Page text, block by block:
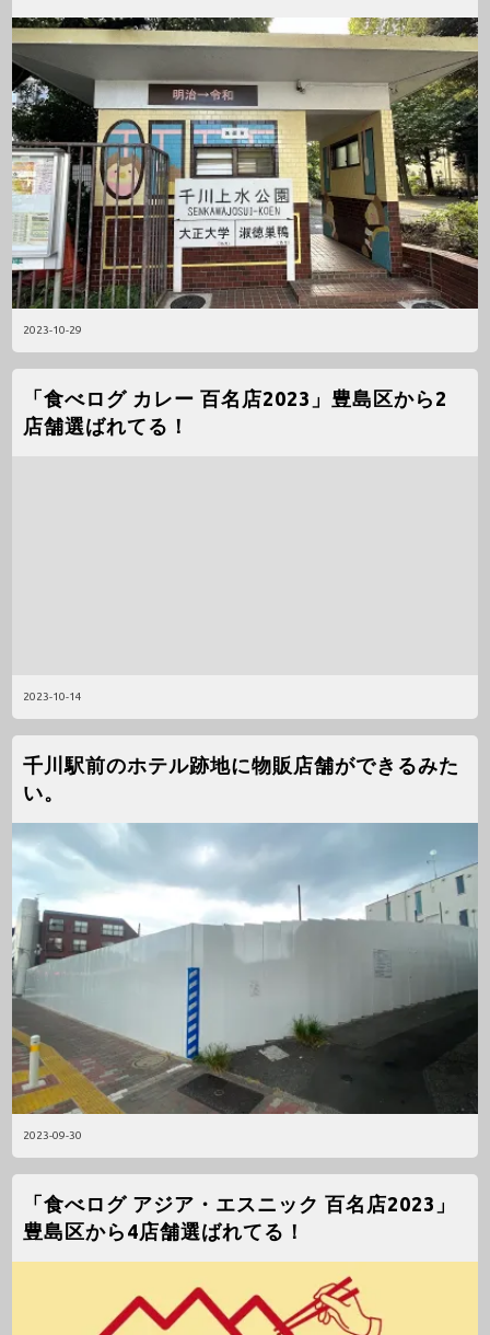
2023-10-29
2023-10-14
「食べログ カレー 百名店2023」豊島区から2
店舗選ばれてる！
2023-09-30
千川駅前のホテル跡地に物販店舗ができるみた
い。
「食べログ アジア・エスニック 百名店2023」
豊島区から4店舗選ばれてる！